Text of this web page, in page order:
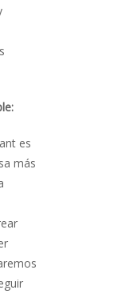
es
más